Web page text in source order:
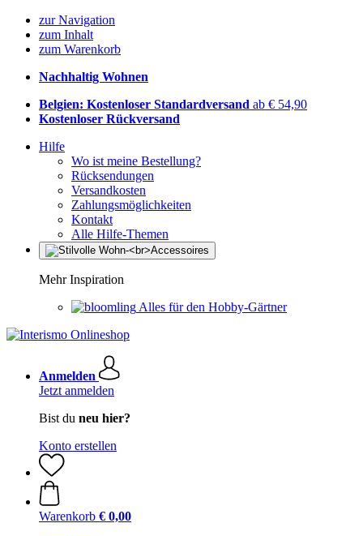
zur Navigation
zum Inhalt
zum Warenkorb
Nachhaltig Wohnen
Belgien: Kostenloser Standardversand ab € 54,90
Kostenloser Rückversand
Hilfe
Wo ist meine Bestellung?
Rücksendungen
Versandkosten
Zahlungsmöglichkeiten
Kontakt
Alle Hilfe-Themen
Mehr Inspiration
Alles für den Hobby-Gärtner
Anmelden
Jetzt anmelden
Bist du neu hier?
Konto erstellen
Warenkorb € 0,00